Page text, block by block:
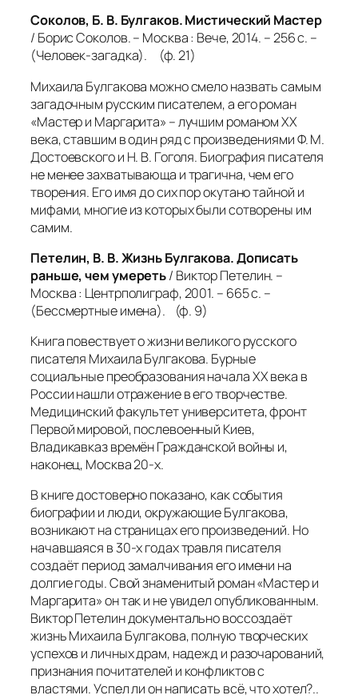
Соколов, Б. В. Булгаков. Мистический Мастер
/ Борис Соколов. – Москва : Вече, 2014. – 256 с. –
(Человек-загадка). (ф. 21)
Михаила Булгакова можно смело назвать самым
загадочным русским писателем, а его роман
«Мастер и Маргарита» – лучшим романом XX
века, ставшим в один ряд с произведениями Ф. М.
Достоевского и Н. В. Гоголя. Биография писателя
не менее захватывающа и трагична, чем его
творения. Его имя до сих пор окутано тайной и
мифами, многие из которых были сотворены им
самим.
Петелин, В. В. Жизнь Булгакова. Дописать
раньше, чем умереть/ Виктор Петелин. –
Москва : Центрполиграф, 2001. – 665 с. –
(Бессмертные имена). (ф. 9)
Книга повествует о жизни великого русского
писателя Михаила Булгакова. Бурные
социальные преобразования начала XX века в
России нашли отражение в его творчестве.
Медицинский факультет университета, фронт
Первой мировой, послевоенный Киев,
Владикавказ времён Гражданской войны и,
наконец, Москва 20-х.
В книге достоверно показано, как события
биографии и люди, окружающие Булгакова,
возникают на страницах его произведений. Но
начавшаяся в 30-х годах травля писателя
создаёт период замалчивания его имени на
долгие годы. Свой знаменитый роман «Мастер и
Маргарита» он так и не увидел опубликованным.
Виктор Петелин документально воссоздаёт
жизнь Михаила Булгакова, полную творческих
успехов и личных драм, надежд и разочарований,
признания почитателей и конфликтов с
властями. Успел ли он написать всё, что хотел?..